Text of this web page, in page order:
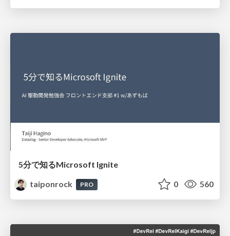
5分で知るMicrosoft Ignite
taiponrock
PRO 0 560